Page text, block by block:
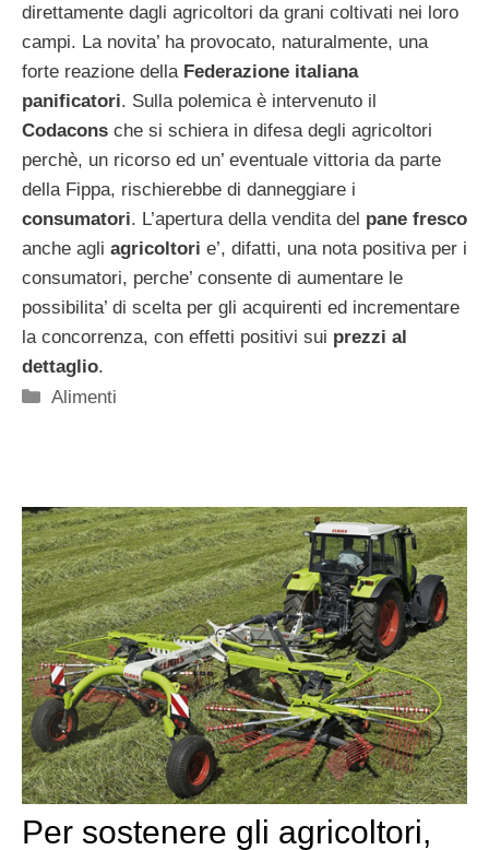
direttamente dagli agricoltori da grani coltivati nei loro
campi. La novita’ ha provocato, naturalmente, una
forte reazione della Federazione italiana
panificatori. Sulla polemica è intervenuto il
Codacons che si schiera in difesa degli agricoltori
perchè, un ricorso ed un’ eventuale vittoria da parte
della Fippa, rischierebbe di danneggiare i
consumatori. L’apertura della vendita del pane fresco
anche agli agricoltori e’, difatti, una nota positiva per i
consumatori, perche’ consente di aumentare le
possibilita’ di scelta per gli acquirenti ed incrementare
la concorrenza, con effetti positivi sui prezzi al
dettaglio.
Categorie
Alimenti
Per sostenere gli agricoltori,